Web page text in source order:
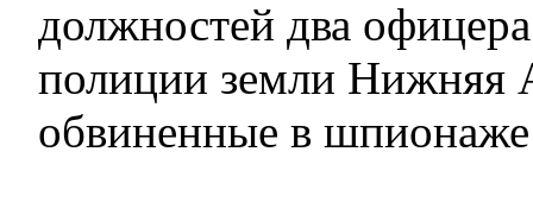
должностей два
полиции земли Нижняя
обвиненные в шпионаже